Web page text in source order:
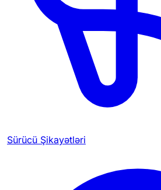
Sürücü Şikayətləri